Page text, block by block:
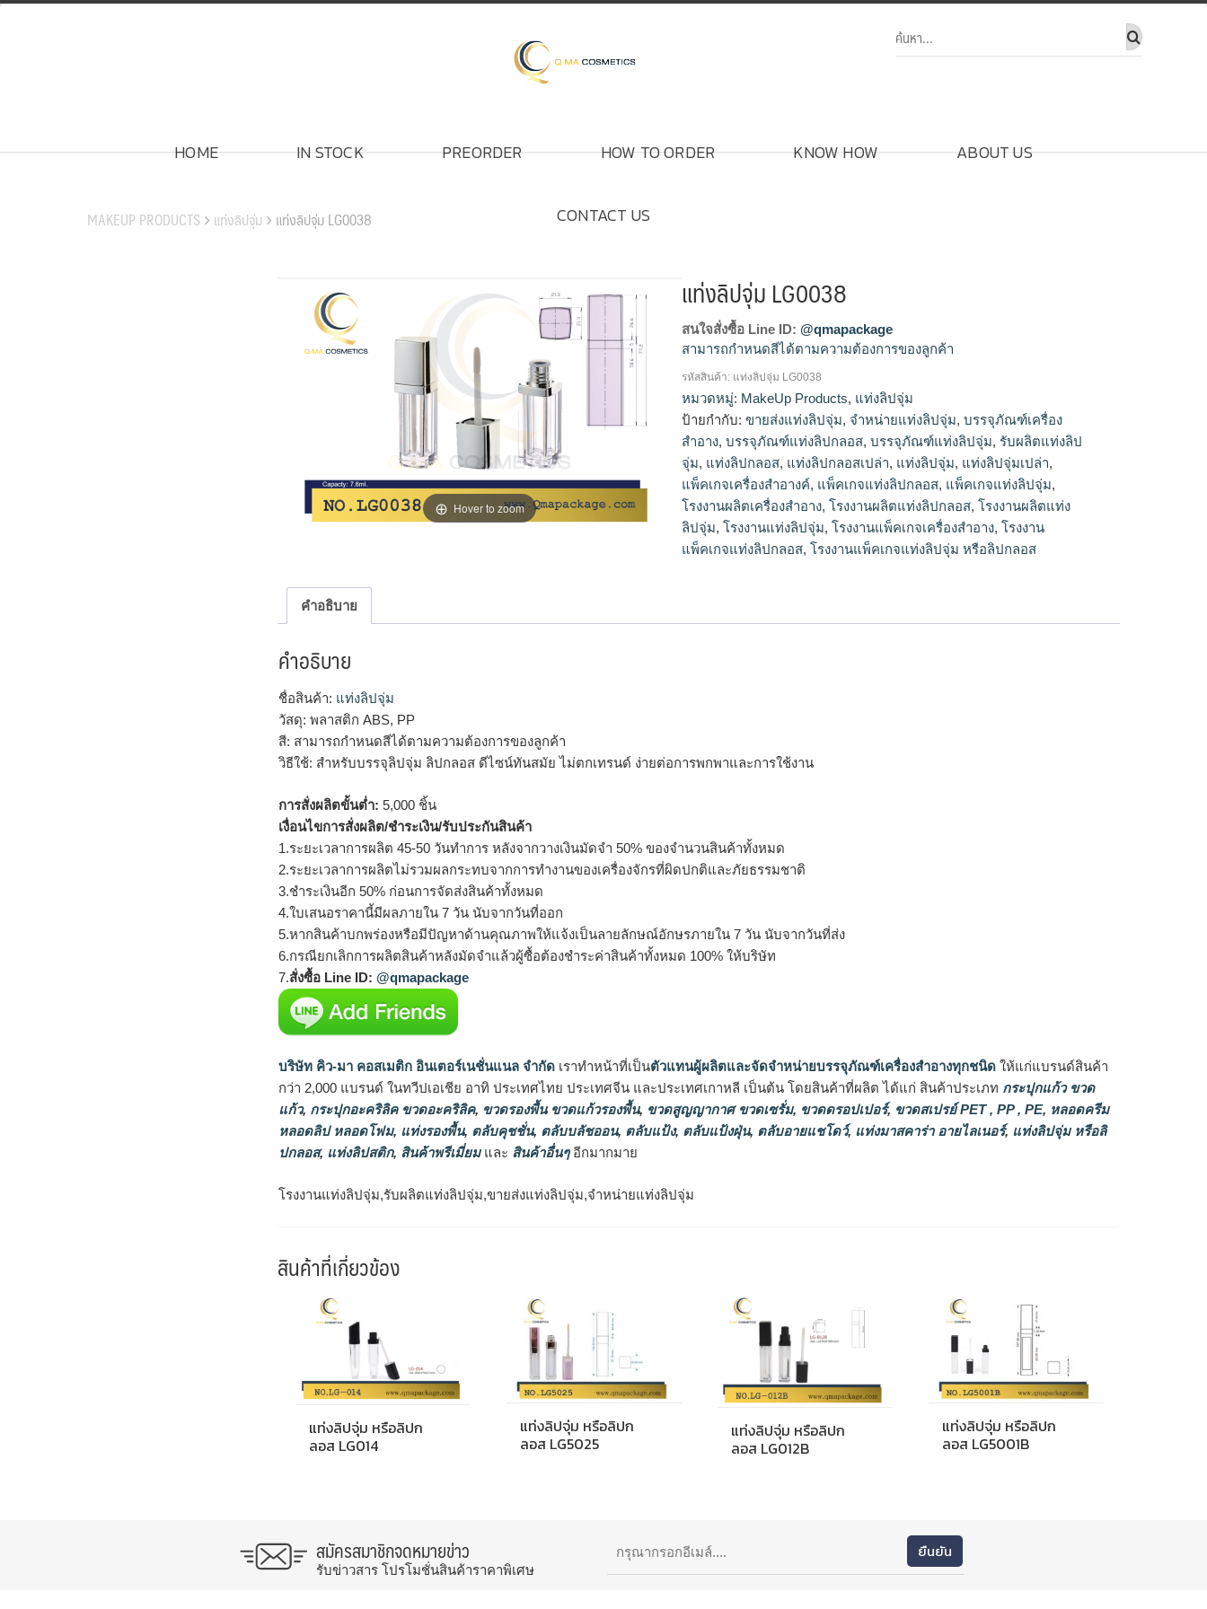
Skip
HOME IN STOCK PREORDER HOW TO ORDER KNOW HOW ABOUT US
CONTACT US
MAKEUP PRODUCTS แท่งลิปจุ่ม แท่งลิปจุ่ม LG0038
Hover to zoom
แท่งลิปจุ่ม LG0038
สนใจสั่งซื้อ Line ID: @qmapackage
สามารถกำหนดสีได้ตามความต้องการของลูกค้า
โรงงานแท่งลิปจุ่ม,รับผลิตแท่งลิปจุ่ม,ขายส่งแท่งลิปจุ่ม,จำหน่ายแท่งลิป
รหัสสินค้า: แท่งลิปจุ่ม LG0038
หมวดหมู่: MakeUp Products, แท่งลิปจุ่ม
ป้ายกำกับ:ขายส่งแท่งลิปจุ่ม, จำหน่ายแท่งลิปจุ่ม,บรรจุภัณฑ์เครื่อง
สำอาง,บรรจุภัณฑ์แท่งลิปกลอส,บรรจุภัณฑ์แท่งลิปจุ่ม, รับผลิตแท่งลิป
จุ่ม, แท่งลิปกลอส, แท่งลิปกลอสเปล่า, แท่งลิปจุ่ม, แท่งลิปจุ่มเปล่า,
แพ็คเกจเครื่องสำอางค์, แพ็คเกจแท่งลิปกลอส, แพ็คเกจแท่งลิปจุ่ม,
โรงงานผลิตเครื่องสำอาง,โรงงานผลิตแท่งลิปกลอส,โรงงานผลิตแท่ง
ลิปจุ่ม,โรงงานแท่งลิปจุ่ม,โรงงานแพ็คเกจเครื่องสำอาง,โรงงาน
แพ็คเกจแท่งลิปกลอส,โรงงานแพ็คเกจแท่งลิปจุ่ม หรือลิปกลอส
คำอธิบาย
คำอธิบาย
ชื่อสินค้า: แท่งลิปจุ่ม
วัสดุ: พลาสติก ABS, PP
สี: สามารถกำหนดสีได้ตามความต้องการของลูกค้า
วิธีใช้: สำหรับบรรจุลิปจุ่ม ลิปกลอส ดีไซน์ทันสมัย ไม่ตกเทรนด์ ง่ายต่อการพกพาและการใช้งาน
การสั่งผลิตขั้นต่ำ: 5,000 ชิ้น
เงื่อนไขการสั่งผลิต/ชำระเงิน/รับประกันสินค้า
1.ระยะเวลาการผลิต 45-50 วันทำการ หลังจากวางเงินมัดจำ 50% ของจำนวนสินค้าทั้งหมด
2.ระยะเวลาการผลิตไม่รวมผลกระทบจากการทำงานของเครื่องจักรที่ผิดปกติและภัยธรรมชาติ
3.ชำระเงินอีก 50% ก่อนการจัดส่งสินค้าทั้งหมด
4.ใบเสนอราคานี้มีผลภายใน 7 วัน นับจากวันที่ออก
5.หากสินค้าบกพร่องหรือมีปัญหาด้านคุณภาพให้แจ้งเป็นลายลักษณ์อักษรภายใน 7 วัน นับจากวันที่ส่ง
6.กรณียกเลิกการผลิตสินค้าหลังมัดจำแล้วผู้ซื้อต้องชำระค่าสินค้าทั้งหมด 100% ให้บริษัท
7.สั่งซื้อ Line ID: @qmapackage
บริษัท คิว-มา คอสเมติก อินเตอร์เนชั่นแนล จำกัด เราทำหน้าที่เป็นตัวแทนผู้ผลิตและจัดจำหน่ายบรรจุภัณฑ์เครื่องสำอางทุกชนิด ให้แก่แบรนด์สินค้า
กว่า 2,000 แบรนด์ ในทวีปเอเชีย อาทิ ประเทศไทย ประเทศจีน และประเทศเกาหลี เป็นต้น โดยสินค้าที่ผลิต ได้แก่ สินค้าประเภท กระปุกแก้ว ขวด
แก้ว, กระปุกอะคริลิค ขวดอะคริลิค, ขวดรองพื้น ขวดแก้วรองพื้น, ขวดสูญญากาศ ขวดเซรั่ม, ขวดดรอปเปอร์, ขวดสเปรย์ PET , PP , PE, หลอดครีม
หลอดลิป หลอดโฟม, แท่งรองพื้น, ตลับคุชชั่น, ตลับบลัชออน, ตลับแป้ง, ตลับแป้งฝุ่น, ตลับอายแชโดว์, แท่งมาสคาร่า อายไลเนอร์, แท่งลิปจุ่ม หรือลิ
ปกลอส, แท่งลิปสติก, สินค้าพรีเมี่ยมและ สินค้าอื่นๆอีกมากมาย
โรงงานแท่งลิปจุ่ม,รับผลิตแท่งลิปจุ่ม,ขายส่งแท่งลิปจุ่ม,จำหน่ายแท่งลิปจุ่ม
สินค้าที่เกี่ยวข้อง
แท่งลิปจุ่ม หรือลิปก
ลอส LG014
แท่งลิปจุ่ม หรือลิปก
ลอส LG5025
แท่งลิปจุ่ม หรือลิปก
ลอส LG012B
แท่งลิปจุ่ม หรือลิปก
ลอส LG5001B
สมัครสมาชิกจดหมายข่าว
รับข่าวสาร โปรโมชั่นสินค้าราคาพิเศษ